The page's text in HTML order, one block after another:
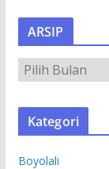
ARSIP
R
S
Kategori
Boyolali